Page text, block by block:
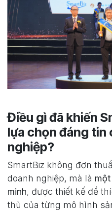
Điều gì đã khiến
lựa chọn đáng tin
nghiệp?
SmartBiz không đơn
doanh nghiệp, mà là
minh, được thiết kế để
thù của từng mô hình